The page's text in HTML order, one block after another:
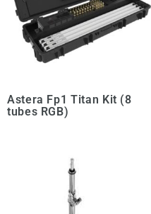
Astera Fp1 Titan Kit (8
tubes RGB)